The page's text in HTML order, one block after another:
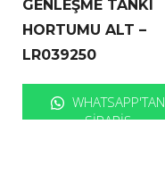
GENLEŞME TANKI
HORTUMU ALT –
LR039250
WHATSAPP'TAN
SIPARIŞ